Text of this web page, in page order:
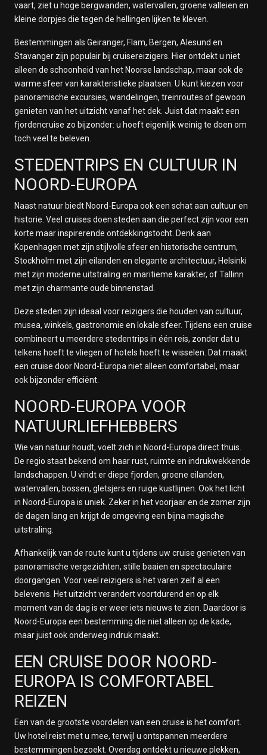
vaart, ziet u hoge bergwanden, watervallen, groene valleien en
kleine dorpjes die tegen de hellingen lijken te kleven.
Bestemmingen als Geiranger, Flam, Bergen, Alesund en
Stavanger zijn populair bij cruisereizigers. Hier ontdekt u niet
alleen de schoonheid van het Noorse landschap, maar ook de
warme sfeer van karakteristieke plaatsen. U kunt kiezen voor
panoramische excursies, wandelingen, treinroutes of gewoon
genieten van het uitzicht vanaf het dek. Juist dat maakt een
fjordencruise zo bijzonder: u hoeft eigenlijk weinig te doen om
toch veel te beleven.
STEDENTRIPS EN CULTUUR IN
NOORD-EUROPA
Naast natuur biedt Noord-Europa ook een schat aan cultuur en
historie. Veel cruises doen steden aan die perfect zijn voor een
korte maar inspirerende ontdekkingstocht. Denk aan
Kopenhagen met zijn stijlvolle sfeer en historische centrum,
Stockholm met zijn eilanden en elegante architectuur, Helsinki
met zijn moderne uitstraling en maritieme karakter, of Tallinn
met zijn charmante oude binnenstad.
Deze steden zijn ideaal voor reizigers die houden van cultuur,
musea, winkels, gastronomie en lokale sfeer. Tijdens een cruise
combineert u meerdere stedentrips in één reis, zonder dat u
telkens hoeft te vliegen of hotels hoeft te wisselen. Dat maakt
een cruise door Noord-Europa niet alleen comfortabel, maar
ook bijzonder efficiënt.
NOORD-EUROPA VOOR
NATUURLIEFHEBBERS
Wie van natuur houdt, voelt zich in Noord-Europa direct thuis.
De regio staat bekend om haar rust, ruimte en indrukwekkende
landschappen. U vindt er diepe fjorden, groene eilanden,
watervallen, bossen, gletsjers en ruige kustlijnen. Ook het licht
in Noord-Europa is uniek. Zeker in het voorjaar en de zomer zijn
de dagen lang en krijgt de omgeving een bijna magische
uitstraling.
Afhankelijk van de route kunt u tijdens uw cruise genieten van
panoramische vergezichten, stille baaien en spectaculaire
doorgangen. Voor veel reizigers is het varen zelf al een
belevenis. Het uitzicht verandert voortdurend en op elk
moment van de dag is er weer iets nieuws te zien. Daardoor is
Noord-Europa een bestemming die niet alleen op de kade,
maar juist ook onderweg indruk maakt.
EEN CRUISE DOOR NOORD-
EUROPA IS COMFORTABEL
REIZEN
Een van de grootste voordelen van een cruise is het comfort.
Uw hotel reist met u mee, terwijl u ontspannen meerdere
bestemmingen bezoekt. Overdag ontdekt u nieuwe plekken,